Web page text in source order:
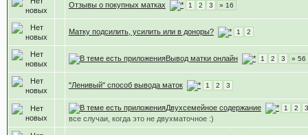
Отзывы о покупных матках 1 2 3 » 16
Матку подсилить, усилить или в доноры? 1 2
Вывод матки онлайн 1 2 3 » 56
"Ленивый" способ вывода маток 1 2 3
Двухсемейное содержание 1 2 3
все случаи, когда это не двухматочное :)